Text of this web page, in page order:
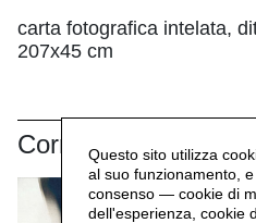
carta fotografica intelata,
207x45 cm
CorrelatiQuesto sito utilizza
al suo funzionamento,
consenso — cookie di
dell'esperienza, cookie